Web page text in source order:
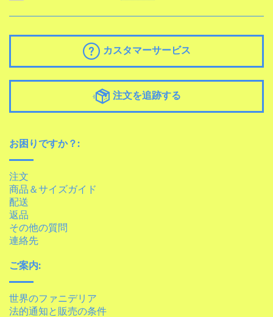
カスタマーサービス
注文を追跡する
お困りですか？:
注文
商品＆サイズガイド
配送
返品
その他の質問
連絡先
ご案内:
世界のファニデリア
法的通知と販売の条件